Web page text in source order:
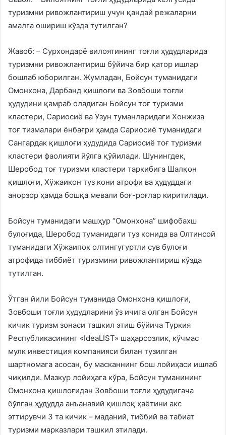
туризмни ривожлантириш учун қандай режаларни
амалга ошириш кўзда тутилган?
Жавоб: – Сурхондарё вилоятининг тоғли ҳудудларида
туризмни ривожлантириш бўйича бир қатор ишлар
бошлаб юборилган. Жумладан, Бойсун туманидаги
Омонхона, Дарбанд қишлоғи ва Зовбоши тоғли
ҳудудини қамраб оладиган Бойсун тоғ туризми
кластери, Сариосиё ва Узун туманларидаги Хонжиза
тоғ тизмалари ёнбағри ҳамда Сариосиё туманидаги
Сангардак қишлоғи ҳудудида Сариосиё тоғ туризми
кластери фаолияти йўлга қўйилади. Шунингдек,
Шеробод тоғ туризми кластери таркибига Шалқон
қишлоғи, Хўжаикон туз кони атрофи ва ҳудуддаги
анорзор ҳамда бошқа мевали боғ-роғлар киритилади.
Бойсун туманидаги машҳур “Омонхона” шифобахш
булоғида, Шеробод туманидаги туз конида ва Олтинсой
туманидаги Хўжаипок олтингугуртли сув булоғи
атрофида тиббиёт туризмини ривожлантириш кўзда
тутилган.
Ўтган йили Бойсун туманида Омонхона қишлоғи,
Зовбоши тоғли ҳудудларини ўз ичига олган Бойсун
кичик туризм зонаси ташкил этиш бўйича Туркия
Республикасининг «IdeaLIST» шаҳарсозлик, кўчмас
мулк инвестиция компанияси билан тузилган
шартномага асосан, бу масканнинг бош лойиҳаси ишлаб
чиқилди. Мазкур лойиҳага кўра, Бойсун туманининг
Омонхона қишлоғидан Зовбоши тоғли ҳудудигача
бўлган ҳудудда анъанавий қишлоқ ҳаётини акс
эттирувчи 3 та кичик – маданий, тиббий ва табиат
туризми марказлари ташкил этилади.